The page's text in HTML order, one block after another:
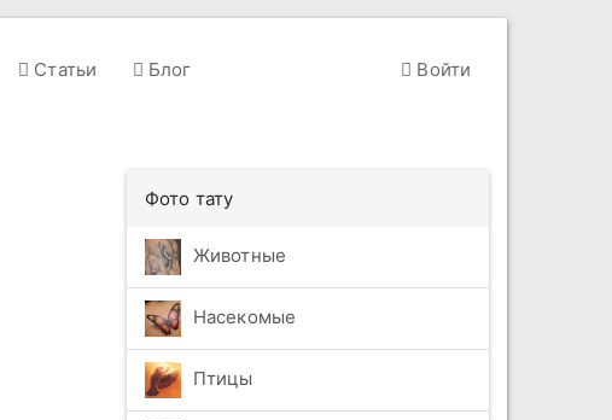
Статьи Блог Войти
Фото тату
Животные
Насекомые
Птицы